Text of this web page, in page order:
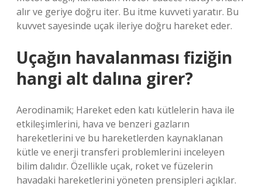
alır ve geriye doğru iter. Bu itme kuvveti yaratır. Bu
kuvvet sayesinde uçak ileriye doğru hareket eder.
Uçağın havalanması fiziğin
hangi alt dalına girer?
Aerodinamik; Hareket eden katı kütlelerin hava ile
etkileşimlerini, hava ve benzeri gazların
hareketlerini ve bu hareketlerden kaynaklanan
kütle ve enerji transferi problemlerini inceleyen
bilim dalıdır. Özellikle uçak, roket ve füzelerin
havadaki hareketlerini yöneten prensipleri açıklar.